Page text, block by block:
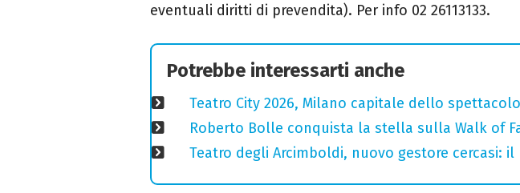
eventuali diritti di prevendita). Per info 02 26113133.
Potrebbe interessarti anche
Teatro City 2026, Milano capitale dello
Roberto Bolle conquista la stella sulla Walk of
Teatro degli Arcimboldi, nuovo gestore cercasi: